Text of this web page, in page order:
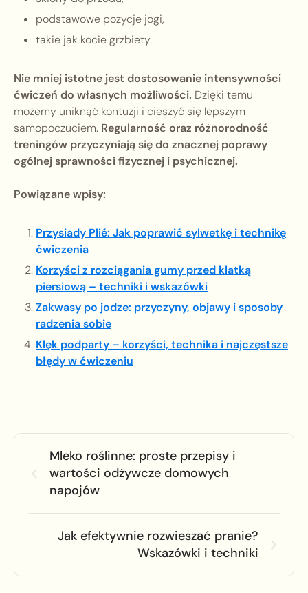
podstawowe pozycje jogi,
takie jak kocie grzbiety.
Nie mniej istotne jest dostosowanie intensywności
ćwiczeń do własnych możliwości. Dzięki temu
możemy uniknąć kontuzji i cieszyć się lepszym
samopoczuciem. Regularność oraz różnorodność
treningów przyczyniają się do znacznej poprawy
ogólnej sprawności fizycznej i psychicznej.
Powiązane wpisy:
Przysiady Plié: Jak poprawić sylwetkę i technikę
ćwiczenia
Korzyści z rozciągania gumy przed klatką
piersiową – techniki i wskazówki
Zakwasy po jodze: przyczyny, objawy i sposoby
radzenia sobie
Klęk podparty – korzyści, technika i najczęstsze
błędy w ćwiczeniu
Mleko roślinne: proste przepisy i
wartości odżywcze domowych
napojów
Jak efektywnie rozwieszać pranie?
Wskazówki i techniki